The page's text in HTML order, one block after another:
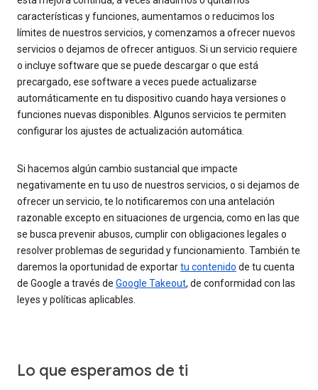
características y funciones, aumentamos o reducimos los
límites de nuestros servicios, y comenzamos a ofrecer nuevos
servicios o dejamos de ofrecer antiguos. Si un servicio requiere
o incluye software que se puede descargar o que está
precargado, ese software a veces puede actualizarse
automáticamente en tu dispositivo cuando haya versiones o
funciones nuevas disponibles. Algunos servicios te permiten
configurar los ajustes de actualización automática.
Si hacemos algún cambio sustancial que impacte
negativamente en tu uso de nuestros servicios, o si dejamos de
ofrecer un servicio, te lo notificaremos con una antelación
razonable excepto en situaciones de urgencia, como en las que
se busca prevenir abusos, cumplir con obligaciones legales o
resolver problemas de seguridad y funcionamiento. También te
daremos la oportunidad de exportartu contenido de tu cuenta
de Google a través de Google Takeout, de conformidad con las
leyes y políticas aplicables.
Lo que esperamos de ti